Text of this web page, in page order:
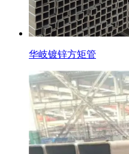
华岐镀锌方矩管